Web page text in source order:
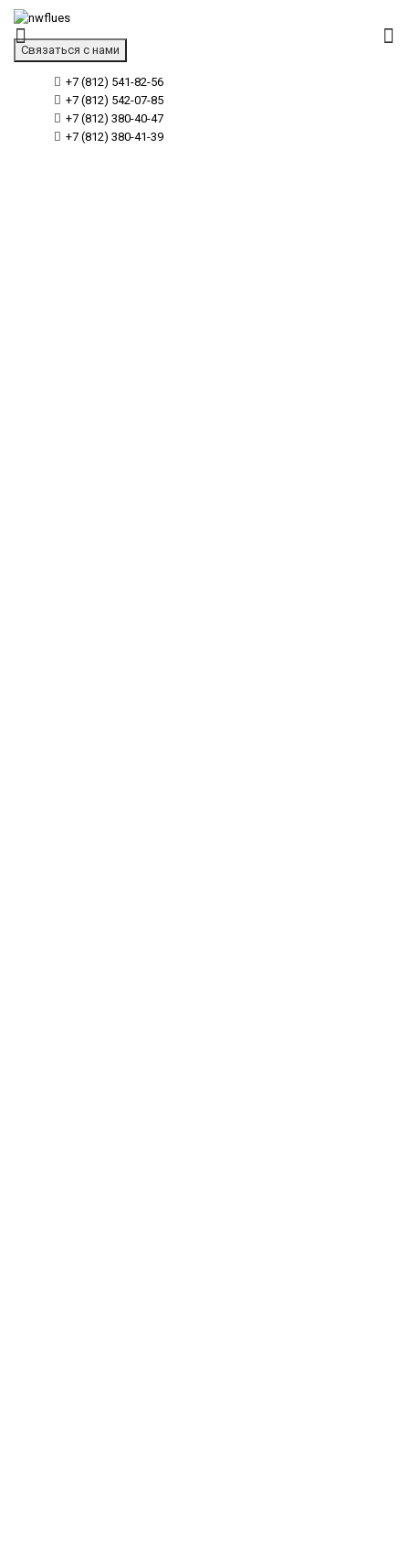
Связаться с нами
+7 (812) 541-82-56
+7 (812) 542-07-85
+7 (812) 380-40-47
+7 (812) 380-41-39